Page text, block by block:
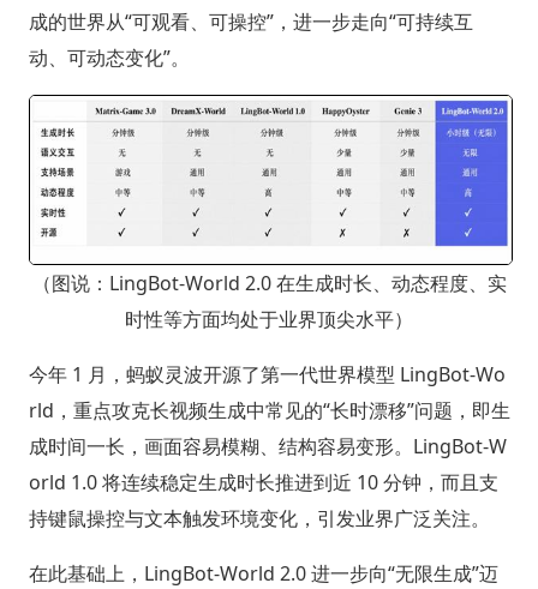
成的世界从“可观看、可操控”，进一步走向“可持续互
动、可动态变化”。
（图说：LingBot-World 2.0 在生成时长、动态程度、实
时性等方面均处于业界顶尖水平）
今年 1 月，蚂蚁灵波开源了第一代世界模型 LingBot-Wo
rld，重点攻克长视频生成中常见的“长时漂移”问题，即生
成时间一长，画面容易模糊、结构容易变形。LingBot-W
orld 1.0 将连续稳定生成时长推进到近 10 分钟，而且支
持键鼠操控与文本触发环境变化，引发业界广泛关注。
在此基础上，LingBot-World 2.0 进一步向“无限生成”迈